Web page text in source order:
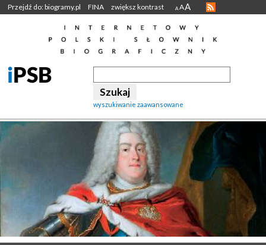
Przejdź do: biogramy.pl FINA zwiększ kontrast A AA
wyszukiwanie zaawansowane